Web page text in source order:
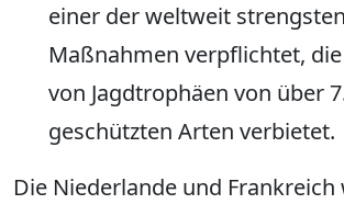
einer der weltweit strengsten
Maßnahmen verpflichtet,
von Jagdtrophäen von über
geschützten Arten verbietet.
Die Niederlande und Frankreich